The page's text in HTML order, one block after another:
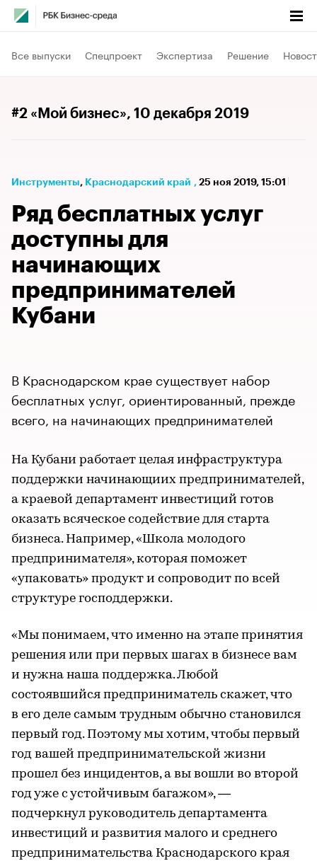
Все выпуски Спецпроект Экспертиза Решение
#2 «Мой бизнес», 10 декабря 2019
Инструменты⁠, Краснодарский край , 25 ноя 2019, 15:01
Ряд бесплатных услуг
доступны для
начинающих
предпринимателей
Кубани
В Краснодарском крае существует набор
бесплатных услуг, ориентированный, прежде
всего, на начинающих предпринимателей
На Кубани работает целая инфраструктура
поддержки начинающиих предпринимателей,
а краевой департамент инвестиций готов
оказать всяческое содействие для старта
бизнеса. Например, «Школа молодого
предпринимателя», которая поможет
«упаковать» продукт и сопроводит по всей
структуре господдержки.
«Мы понимаем, что именно на этапе принятия
решения или при первых шагах в бизнесе вам
и нужна наша поддержка. Любой
состоявшийся предприниматель скажет, что
в его деле самым трудным обычно становился
первый год. Поэтому мы хотим, чтобы первый
год вашей предпринимательской жизни
прошел без инцидентов, а вы вошли во второй
год уже с устойчивым багажом», —
подчеркнул руководитель департамента
инвестиций и развития малого и среднего
предпринимательства Краснодарского края